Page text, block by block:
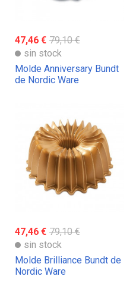
47,46 € 79,10 €
sin stock
Molde Anniversary Bundt
de Nordic Ware
47,46 € 79,10 €
sin stock
Molde Brilliance Bundt de
Nordic Ware